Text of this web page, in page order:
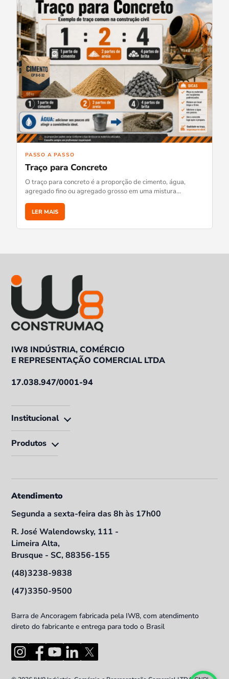
PASSO A PASSO
Traço para Concreto
O traço para concreto é a proporção de cimento, água,
agregado fino ou agregado grosso em uma mistura…
LER MAIS
IW8 INDÚSTRIA, COMÉRCIO
E REPRESENTAÇÃO COMERCIAL LTDA
17.038.947/0001-94
Institucional
Produtos
Atendimento
Segunda a sexta-feira das 8h às 17h00
R. José Walendowsky, 111 -
Limeira Alta,
Brusque - SC, 88356-155
(48)3238-9838
(47)3350-9500
Barra de Ancoragem fabricada pela IW8, com atendimento
direto do fabricante e entrega para todo o Brasil